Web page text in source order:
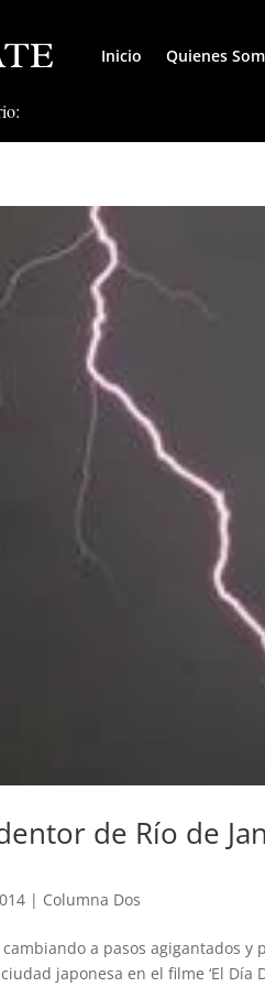
Inicio Quienes
de Río de
| Columna Dos
a pasos agigantados
japonesa en el filme ‘El Día